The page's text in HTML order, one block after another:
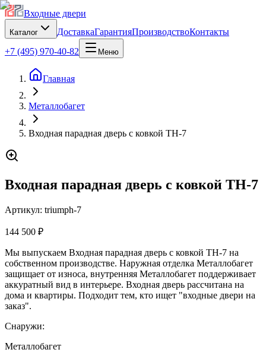
Входные двери
Каталог ДоставкаГарантияПроизводствоКонтакты
+7 (495) 970-40-82
Меню
Главная
Металлобагет
Входная парадная дверь с ковкой TH-7
Входная парадная дверь с ковкой TH-7
Артикул: triumph-7
144 500 ₽
Мы выпускаем Входная парадная дверь с ковкой TH-7 на
собственном производстве. Наружная отделка Металлобагет
защищает от износа, внутренняя Металлобагет поддерживает
аккуратный вид в интерьере. Входная дверь рассчитана на
дома и квартиры. Подходит тем, кто ищет "входные двери на
заказ".
Снаружи:
Металлобагет